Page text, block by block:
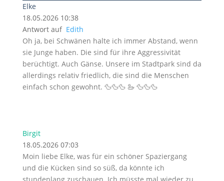
Elke
18.05.2026 10:38
Antwort auf Edith
Oh ja, bei Schwänen halte ich immer Abstand, wenn
sie Junge haben. Die sind für ihre Aggressivität
berüchtigt. Auch Gänse. Unsere im Stadtpark sind da
allerdings relativ friedlich, die sind die Menschen
einfach schon gewohnt. 🦆🦆🦆 🦢 🦆🦆🦆
Birgit
18.05.2026 07:03
Moin liebe Elke, was für ein schöner Spaziergang
und die Kücken sind so süß, da könnte ich